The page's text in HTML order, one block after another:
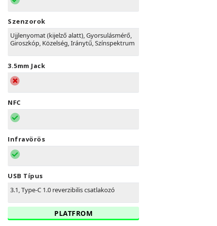
Szenzorok
Ujjlenyomat (kijelző alatt), Gyorsulásmérő,
Giroszkóp, Közelség, Iránytű, Színspektrum
3.5mm Jack
NFC
Infravörös
USB Típus
3.1, Type-C 1.0 reverzibilis csatlakozó
PLATFROM